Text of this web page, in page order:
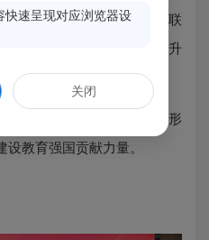
小学思想政治教育一体化联
的主题“金课”，进一步提升
访、共建信息交流平台等形
教育强国贡献力量。
快速呈现对应浏览器设
关闭